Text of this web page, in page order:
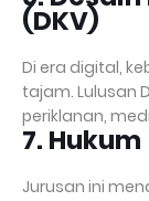
(DKV)
Di era digital,
tajam. Lulusan
periklanan,
7. Hukum
Jurusan ini